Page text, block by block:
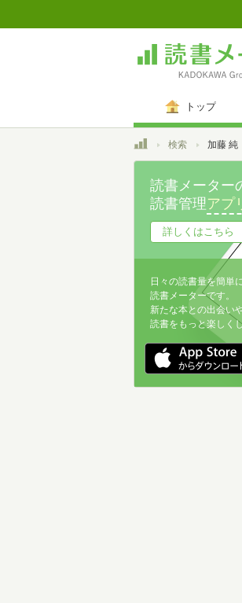
トップ
トップ検索 加藤 純
読書メーター
読書管理アプ
詳しくはこちら
日々の読書量を簡単
読書メーターです。
新たな本との出会い
読書をもっと楽しく